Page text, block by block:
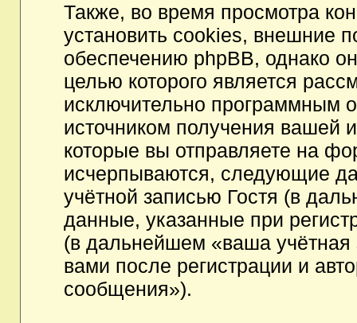
Также, во время просмотра
установить cookies, внешние
обеспечению phpBB, однако
целью которого является
исключительно программным
источником получения
которые вы отправляете на
исчерпываются, следующие
учётной записью Гостя (в
данные, указанные при
(в дальнейшем «ваша
вами после регистрации и
сообщения»).